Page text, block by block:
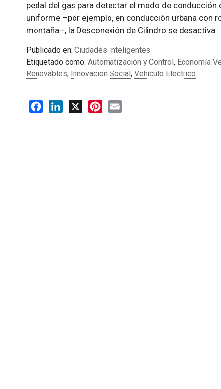
pedal del gas para detectar el modo de
uniforme –por ejemplo, en conducción urbana con
montaña–, la Desconexión de Cilindro se desactiva.
Publicado en: Ciudades Inteligentes
Etiquetado como: Automatización y Control, Economía
Renovables, Innovación Social, Vehículo Eléctrico
FacebookLinkedIn
X PinterestEmail